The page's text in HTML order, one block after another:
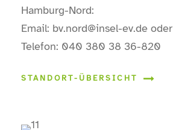
Hamburg-Nord:
Email: bv.nord@insel-ev.de oder
Telefon: 040 380 38 36-820
STANDORT-ÜBERSICHT